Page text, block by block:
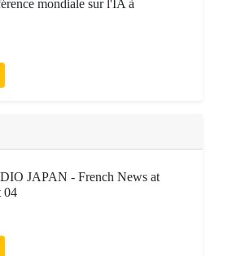
mondiale sur l'IA à
JAPAN - French News at
04